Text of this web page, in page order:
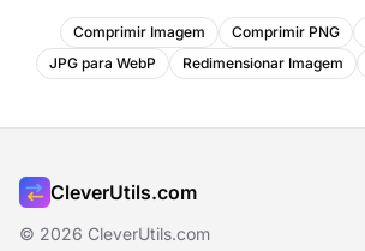
Comprimir Imagem Comprimir PNG
JPG para WebP
Redimensionar Imagem
CleverUtils.com
© 2026 CleverUtils.com